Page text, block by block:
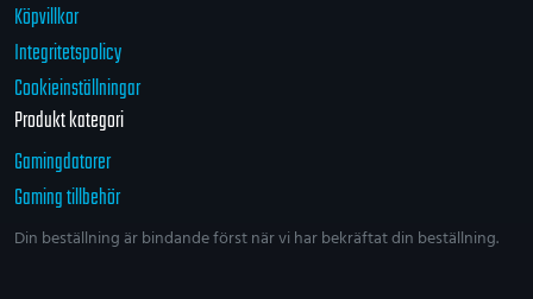
Köpvillkor
Integritetspolicy
Cookieinställningar
Produkt kategori
Gamingdatorer
Gaming tillbehör
Din beställning är bindande först när vi har bekräftat din beställning.